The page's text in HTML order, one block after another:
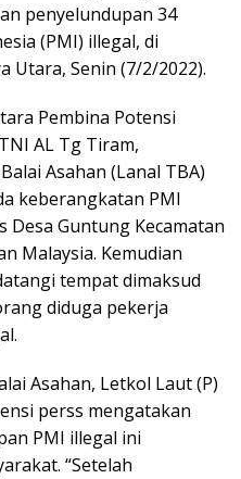
penyelundupan 34
(PMI) illegal, di
Utara, Senin (7/2/2022).
Pembina Potensi
AL Tg Tiram,
Asahan (Lanal TBA)
keberangkatan PMI
Guntung Kecamatan
Malaysia. Kemudian
tempat dimaksud
diduga pekerja
Asahan, Letkol Laut (P)
perss mengatakan
PMI illegal ini
“Setelah